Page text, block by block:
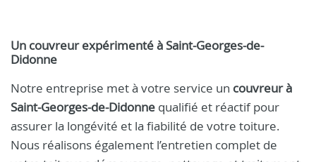
Un couvreur expérimenté à Saint-Georges-de-
Didonne
Notre entreprise met à votre service un couvreur à
Saint-Georges-de-Didonne qualifié et réactif pour
assurer la longévité et la fiabilité de votre toiture.
Nous réalisons également l’entretien complet de